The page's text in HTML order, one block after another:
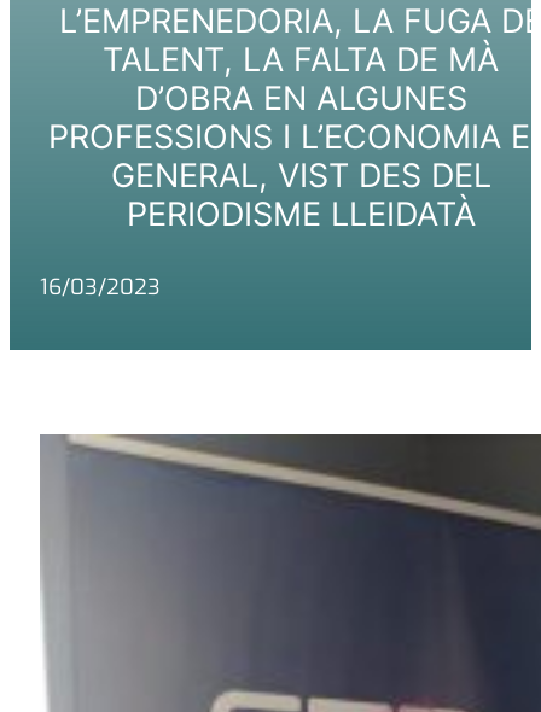
L’EMPRENEDORIA, LA FUGA
TALENT, LA FALTA DE MÀ
D’OBRA EN ALGUNES
PROFESSIONS I L’ECONOMIA
GENERAL, VIST DES DEL
PERIODISME LLEIDATÀ
16/03/2023